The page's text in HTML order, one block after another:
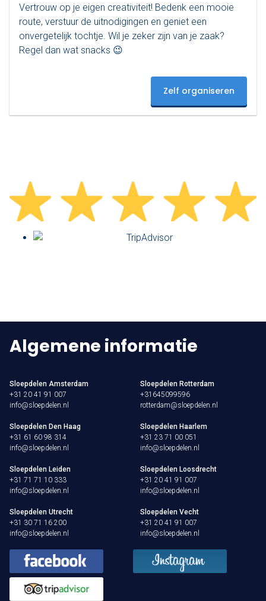
Vertrouw op je eigen creativiteit! Bedenk een mooie
route, verstuur de uitnodigingen en geniet een
onvergetelijk tochtje. Wil je zeker zijn van je zaak?
Regel dan wat snacks 😉
Zelf organiseren
Algemene informatie
Sloepdelen Amsterdam
+31 20 41 91 007
info@sloepdelen.nl
Sloepdelen Rotterdam
+31645099596
rotterdam@sloepdelen.nl
Sloepdelen Den Haag
+31 61 60 98 314
info@sloepdelen.nl
Sloepdelen Haarlem
+31 23 71 00 051
info@sloepdelen.nl
Sloepdelen Leiden
+31 71 71 10 333
info@sloepdelen.nl
Sloepdelen Loosdrecht
+31 20 41 91 007
info@sloepdelen.nl
Sloepdelen Utrecht
+31 30 71 16 200
info@sloepdelen.nl
Sloepdelen Vecht
+31 20 41 91 007
info@sloepdelen.nl